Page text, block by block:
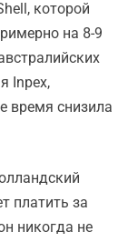
которой
на 8-9
Inpex,
время снизила
платить за
никогда не